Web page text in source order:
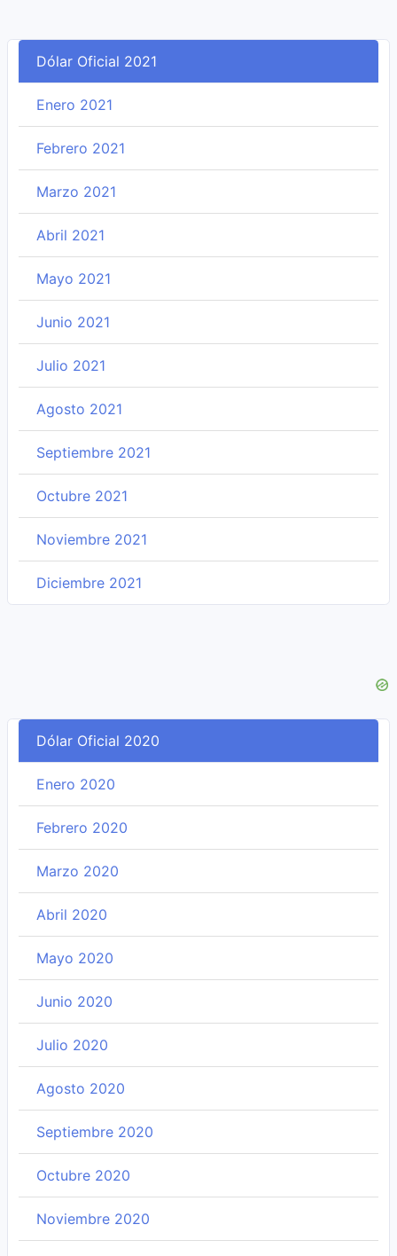
Dólar Oficial 2021
Enero 2021
Febrero 2021
Marzo 2021
Abril 2021
Mayo 2021
Junio 2021
Julio 2021
Agosto 2021
Septiembre 2021
Octubre 2021
Noviembre 2021
Diciembre 2021
Dólar Oficial 2020
Enero 2020
Febrero 2020
Marzo 2020
Abril 2020
Mayo 2020
Junio 2020
Julio 2020
Agosto 2020
Septiembre 2020
Octubre 2020
Noviembre 2020